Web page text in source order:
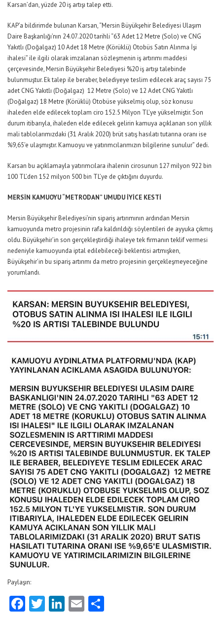
Karsan’dan, yüzde 20 iş artışı talep etti.
KAP’a bildirimde bulunan Karsan, “Mersin Büyükşehir Belediyesi Ulaşım
Daire Başkanlığı’nın 24.07.2020 tarihli “63 Adet 12 Metre (Solo) ve CNG
Yakıtlı (Doğalgaz) 10 Adet 18 Metre (Körüklü) Otobüs Satın Alınma İşi
ihalesi” ile ilgili olarak imzalanan sözleşmenin iş artırımı maddesi
çerçevesinde, Mersin Büyükşehir Belediyesi %20 iş artışı talebinde
bulunmuştur. Ek talep ile beraber, belediyeye teslim edilecek araç sayısı 75
adet CNG Yakıtlı (Doğalgaz) 12 Metre (Solo) ve 12 Adet CNG Yakıtlı
(Doğalgaz) 18 Metre (Körüklü) Otobüse yükselmiş olup, söz konusu
ihaleden elde edilecek toplam ciro 152.5 Milyon TL’ye yükselmiştir. Son
durum itibarıyla, ihaleden elde edilecek gelirin kamuya açıklanan son yıllık
mali tablolarımızdaki (31 Aralık 2020) brüt satış hasılatı tutarına oranı ise
%9,65’e ulaşmıştır. Kamuoyu ve yatırımcılarımızın bilgilerine sunulur” dedi.
Karsan bu açıklamayla yatırımcılara ihalenin cirosunun 127 milyon 922 bin
100 TL’den 152 milyon 500 bin TL’ye de çıktığını duyurdu.
MERSİN KAMUOYU “METRODAN” UMUDU İYİCE KESTİ
Mersin Büyükşehir Belediyesi’nin sipariş artırımının ardından Mersin
kamuoyunda metro projesinin rafa kaldırıldığı söylentileri de ayyuka çıkmış
oldu. Büyükşehir’in son gerçekleştirdiği ihaleye tek firmanın teklif vermesi
nedeniyle kamuoyunda iptal edilebileceği beklentisi artmışken,
Büyükşehir’in bu sipariş artırımı da metro projesinin gerçekleşmeyeceğine
yorumlandı.
Paylaşın:
Facebook
Twitter
LinkedIn
Email